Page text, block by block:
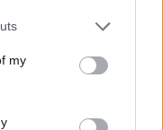
one or more Google
You may click to
third-party tags to
in below Google
my